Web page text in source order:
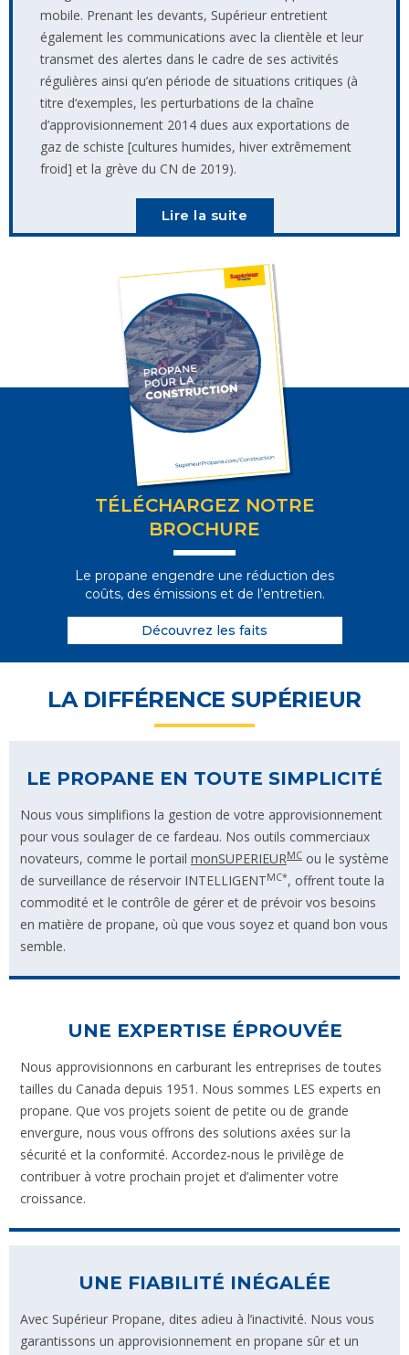
mobile. Prenant les devants, Supérieur entretient
également les communications avec la clientèle et leur
transmet des alertes dans le cadre de ses activités
régulières ainsi qu’en période de situations critiques (à
titre d‘exemples, les perturbations de la chaîne
d’approvisionnement 2014 dues aux exportations de
gaz de schiste [cultures humides, hiver extrêmement
froid] et la grève du CN de 2019).
Lire la suite
TÉLÉCHARGEZ NOTRE
BROCHURE
Le propane engendre une réduction des
coûts, des émissions et de l’entretien.
Découvrez les faits
LA DIFFÉRENCE SUPÉRIEUR
LE PROPANE EN TOUTE SIMPLICITÉ
Nous vous simplifions la gestion de votre approvisionnement
pour vous soulager de ce fardeau. Nos outils commerciaux
novateurs, comme le portail monSUPERIEURMC ou le système
de surveillance de réservoir INTELLIGENTMC*, offrent toute la
commodité et le contrôle de gérer et de prévoir vos besoins
en matière de propane, où que vous soyez et quand bon vous
semble.
UNE EXPERTISE ÉPROUVÉE
Nous approvisionnons en carburant les entreprises de toutes
tailles du Canada depuis 1951. Nous sommes LES experts en
propane. Que vos projets soient de petite ou de grande
envergure, nous vous offrons des solutions axées sur la
sécurité et la conformité. Accordez-nous le privilège de
contribuer à votre prochain projet et d’alimenter votre
croissance.
UNE FIABILITÉ INÉGALÉE
Avec Supérieur Propane, dites adieu à l’inactivité. Nous vous
garantissons un approvisionnement en propane sûr et un